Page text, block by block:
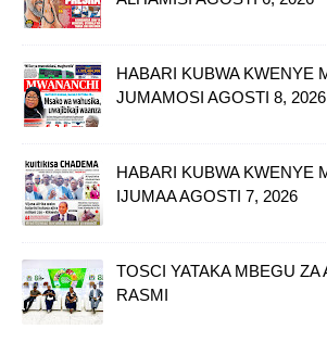
HABARI KUBWA KWENYE
JUMAMOSI AGOSTI 8, 2026
HABARI KUBWA KWENYE
IJUMAA AGOSTI 7, 2026
TOSCI YATAKA MBEGU ZA
RASMI